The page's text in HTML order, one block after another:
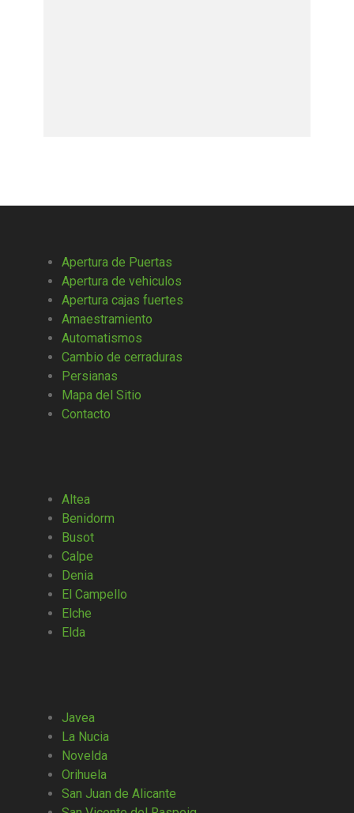
Apertura de Puertas
Apertura de vehiculos
Apertura cajas fuertes
Amaestramiento
Automatismos
Cambio de cerraduras
Persianas
Mapa del Sitio
Contacto
Altea
Benidorm
Busot
Calpe
Denia
El Campello
Elche
Elda
Javea
La Nucia
Novelda
Orihuela
San Juan de Alicante